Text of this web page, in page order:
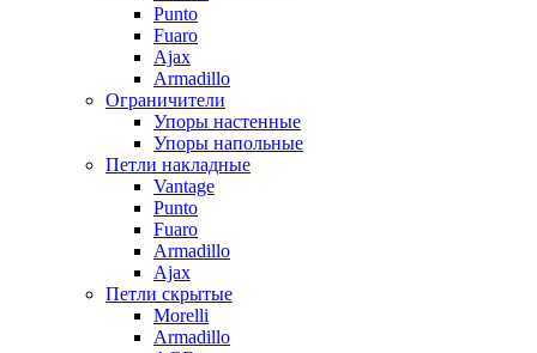
Punto
Fuaro
Ajax
Armadillo
Ограничители
Упоры настенные
Упоры напольные
Петли накладные
Vantage
Punto
Fuaro
Armadillo
Ajax
Петли скрытые
Morelli
Armadillo